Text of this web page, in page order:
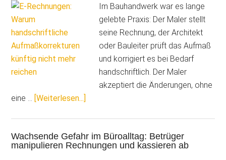
mehr
Im Bauhandwerk war es lange
gelebte Praxis: Der Maler stellt
seine Rechnung, der Architekt
oder Bauleiter prüft das Aufmaß
und korrigiert es bei Bedarf
handschriftlich. Der Maler
akzeptiert die Änderungen, ohne
eine … [Weiterlesen...]
handschriftliche
Aufmaßkorrekturen
Wachsende Gefahr im Büroalltag: Betrüger
manipulieren Rechnungen und kassieren ab